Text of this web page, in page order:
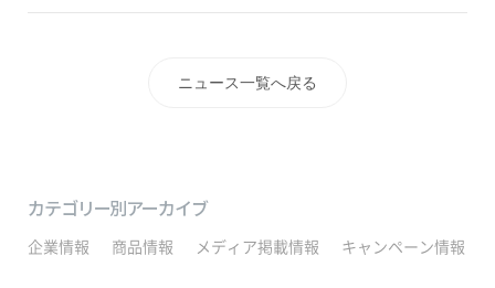
ニュース一覧へ戻る
カテゴリー別アーカイブ
企業情報 商品情報 メディア掲載情報 キャンペーン情報